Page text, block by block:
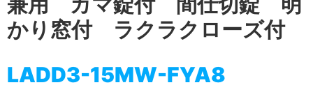
かり窓付 ラクラクローズ付
LADD3-15MW-FYA8